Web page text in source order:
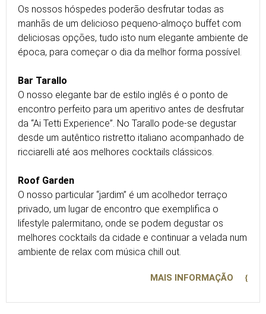
Os nossos hóspedes poderão desfrutar todas as
manhãs de um delicioso pequeno-almoço buffet com
deliciosas opções, tudo isto num elegante ambiente de
época, para começar o dia da melhor forma possível.
Bar Tarallo
O nosso elegante bar de estilo inglês é o ponto de
encontro perfeito para um aperitivo antes de desfrutar
da “Ai Tetti Experience”. No Tarallo pode-se degustar
desde um autêntico ristretto italiano acompanhado de
ricciarelli até aos melhores cocktails clássicos.
Roof Garden
O nosso particular “jardim” é um acolhedor terraço
privado, um lugar de encontro que exemplifica o
lifestyle palermitano, onde se podem degustar os
melhores cocktails da cidade e continuar a velada num
ambiente de relax com música chill out.
MAIS INFORMAÇÃO